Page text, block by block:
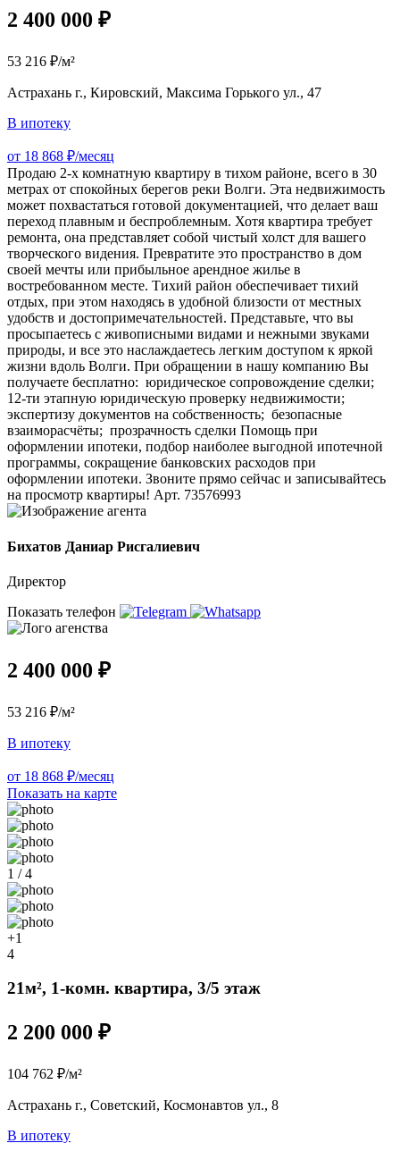
2 400 000 ₽
53 216 ₽/м²
Астрахань г., Кировский, Максима Горького ул., 47
В ипотеку
от 18 868 ₽/месяц
Продаю 2-х комнатную квартиру в тихом районе, всего в 30
метрах от спокойных берегов реки Волги. Эта недвижимость
может похвастаться готовой документацией, что делает ваш
переход плавным и беспроблемным. Хотя квартира требует
ремонта, она представляет собой чистый холст для вашего
творческого видения. Превратите это пространство в дом
своей мечты или прибыльное арендное жилье в
востребованном месте. Тихий район обеспечивает тихий
отдых, при этом находясь в удобной близости от местных
удобств и достопримечательностей. Представьте, что вы
просыпаетесь с живописными видами и нежными звуками
природы, и все это наслаждаетесь легким доступом к яркой
жизни вдоль Волги. При обращении в нашу компанию Вы
получаете бесплатно: ️ юридическое сопровождение сделки; ️
12-ти этапную юридическую проверку недвижимости; ️
экспертизу документов на собственность; ️ безопасные
взаиморасчёты; ️ прозрачность сделки Помощь при
оформлении ипотеки, подбор наиболее выгодной ипотечной
программы, сокращение банковских расходов при
оформлении ипотеки. Звоните прямо сейчас и записывайтесь
на просмотр квартиры! Арт. 73576993
Бихатов Даниар Рисгалиевич
Директор
Показать телефон
2 400 000 ₽
53 216 ₽/м²
В ипотеку
от 18 868 ₽/месяц
Показать на карте
1 / 4
+1
4
21м², 1-комн. квартира, 3/5 этаж
2 200 000 ₽
104 762 ₽/м²
Астрахань г., Советский, Космонавтов ул., 8
В ипотеку